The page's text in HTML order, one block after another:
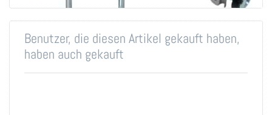
Benutzer, die diesen Artikel gekauft haben,
haben auch gekauft